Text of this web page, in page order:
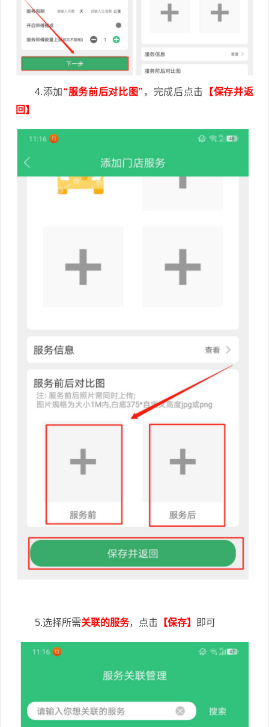
4.添加 “服务前后对比图” ，完成后点击
【保存并返
回】
5.选择所需关联的服务，点击 【保存】 即可